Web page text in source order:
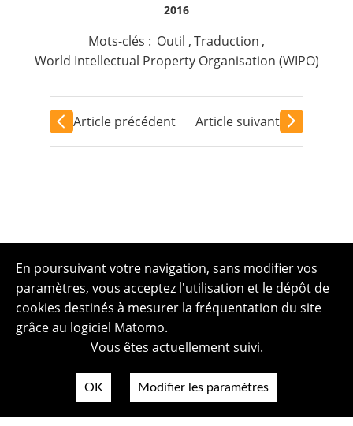
2016
Mots-clés : Outil ,Traduction ,
World Intellectual Property Organisation (WIPO)
Article précédent Article suivant
En poursuivant votre navigation, sans modifier vos
paramètres, vous acceptez l'utilisation et le dépôt de
cookies destinés à mesurer la fréquentation du site
grâce au logiciel Matomo.
Vous êtes actuellement suivi.
OK Modifier les paramètres